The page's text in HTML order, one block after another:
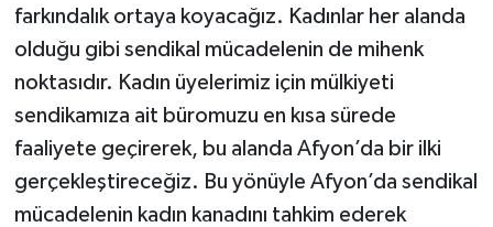
farkındalık ortaya koyacağız. Kadınlar her alanda
olduğu gibi sendikal mücadelenin de mihenk
noktasıdır. Kadın üyelerimiz için mülkiyeti
sendikamıza ait büromuzu en kısa sürede
faaliyete geçirerek, bu alanda Afyon’da bir ilki
gerçekleştireceğiz. Bu yönüyle Afyon’da sendikal
mücadelenin kadın kanadını tahkim ederek